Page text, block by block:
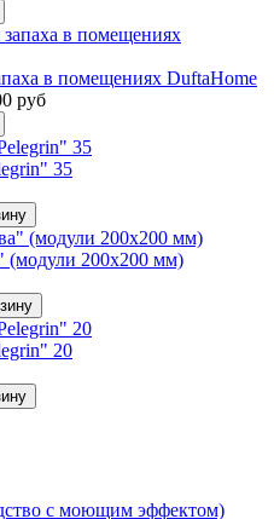
в помещениях DuftaHome
руб
35
200х200 мм)
20